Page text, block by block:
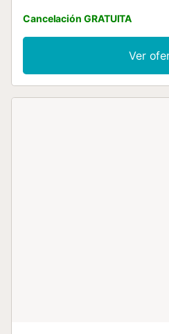
lavadora. Este alquiler
exterior privado con jardín y
parking disponibles en la
máximo de 2 mascotas. No se
eventos. Este inmueble no
Cancelación GRATUITA
Ver